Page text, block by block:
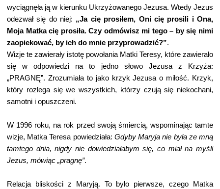
wyciągnęła ją w kierunku Ukrzyżowanego Jezusa. Wtedy Jezus
odezwał się do niej: „Ja cię prosiłem, Oni cię prosili i Ona,
Moja Matka cię prosiła. Czy odmówisz mi tego – by się nimi
zaopiekować, by ich do mnie przyprowadzić?”.
Wizje te zawierały istotę powołania Matki Teresy, które zawierało
się w odpowiedzi na to jedno słowo Jezusa z Krzyża:
„PRAGNĘ”. Zrozumiała to jako krzyk Jezusa o miłość. Krzyk,
który rozlega się we wszystkich, którzy czują się niekochani,
samotni i opuszczeni.
W 1996 roku, na rok przed swoją śmiercią, wspominając tamte
wizje, Matka Teresa powiedziała: Gdyby Maryja nie była ze mną
tamtego dnia, nigdy nie dowiedziałabym się, co miał na myśli
Jezus, mówiąc „pragnę”.
Relacja bliskości z Maryją. To było pierwsze, czego Matka